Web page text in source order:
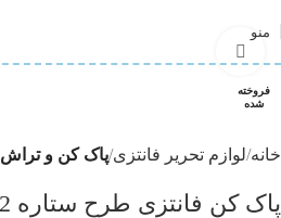
منو
فروخته
شده
خانه لوازم تحریر فانتزی پاک کن و تراش
پاک کن فانتزی طرح ستاره 12 تایی